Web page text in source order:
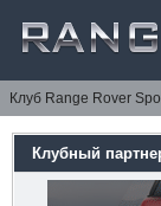
Клуб Range Rover
Клубный